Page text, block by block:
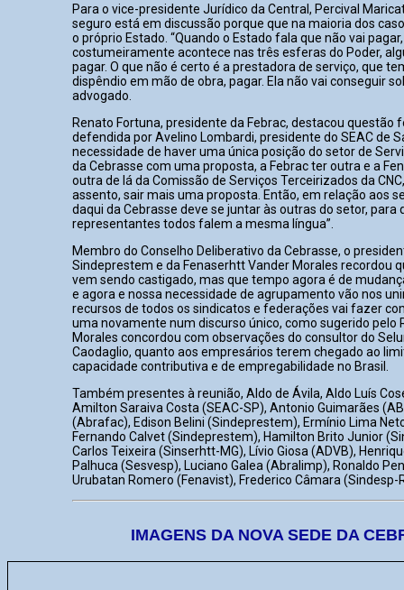
Para o vice-presidente Jurídico da Central, Percival
seguro está em discussão porque que na maioria dos
o próprio Estado. “Quando o Estado fala que não vai
costumeiramente acontece nas três esferas do Poder,
pagar. O que não é certo é a prestadora de serviço, que
dispêndio em mão de obra, pagar. Ela não vai conseguir
advogado.
Renato Fortuna, presidente da Febrac, destacou questão
defendida por Avelino Lombardi, presidente do SEAC de
necessidade de haver uma única posição do setor de
da Cebrasse com uma proposta, a Febrac ter outra e a
outra de lá da Comissão de Serviços Terceirizados da
assento, sair mais uma proposta. Então, em relação aos
daqui da Cebrasse deve se juntar às outras do setor, para
representantes todos falem a mesma língua”.
Membro do Conselho Deliberativo da Cebrasse, o
Sindeprestem e da Fenaserhtt Vander Morales recordou
vem sendo castigado, mas que tempo agora é de
e agora e nossa necessidade de agrupamento vão nos
recursos de todos os sindicatos e federações vai fazer
uma novamente num discurso único, como sugerido pelo
Morales concordou com observações do consultor do
Caodaglio, quanto aos empresários terem chegado ao
capacidade contributiva e de empregabilidade no Brasil.
Também presentes à reunião, Aldo de Ávila, Aldo Luís
Amilton Saraiva Costa (SEAC-SP), Antonio Guimarães
(Abrafac), Edison Belini (Sindeprestem), Ermínio Lima
Fernando Calvet (Sindeprestem), Hamilton Brito Junior
Carlos Teixeira (Sinserhtt-MG), Lívio Giosa (ADVB),
Palhuca (Sesvesp), Luciano Galea (Abralimp), Ronaldo
Urubatan Romero (Fenavist), Frederico Câmara (Sindesp-
IMAGENS DA NOVA SEDE DA